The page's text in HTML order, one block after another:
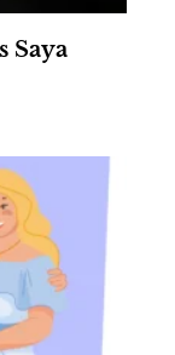
Saya